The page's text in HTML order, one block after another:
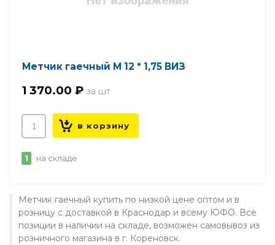
Метчик гаечный М 12 * 1,75 ВИЗ
1 370.00 ₽
1 на складе
Метчик гаечный купить по низкой цене оптом и в
розницу с доставкой в Краснодар и всему ЮФО. Все
позиции в наличии на складе, возможен самовывоз из
розничного магазина в г. Кореновск.